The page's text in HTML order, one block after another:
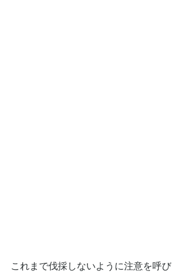
これまで伐採しないように注意を呼び